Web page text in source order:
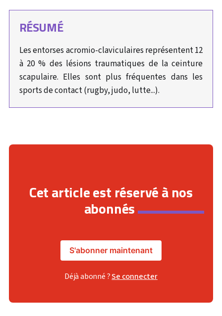
RÉSUMÉ
Les entorses acromio-claviculaires représentent 12
à 20 % des lésions traumatiques de la ceinture
scapulaire. Elles sont plus fréquentes dans les
sports de contact (rugby, judo, lutte...).
Cet article est réservé à nos
abonnés
S'abonner maintenant
Déjà abonné ?Se connecter